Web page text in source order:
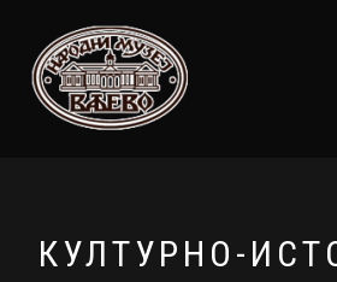
КУЛТУРНО-